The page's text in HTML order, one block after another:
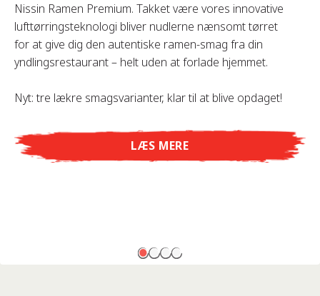
Nissin Ramen Premium. Takket være vores innovative
lufttørringsteknologi bliver nudlerne nænsomt tørret
for at give dig den autentiske ramen-smag fra din
yndlingsrestaurant – helt uden at forlade hjemmet.
Nyt: tre lækre smagsvarianter, klar til at blive opdaget!
LÆS MERE